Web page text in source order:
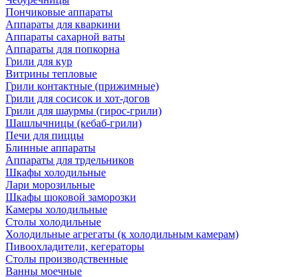
Пончиковые аппараты
Аппараты для кваркини
Аппараты сахарной ваты
Аппараты для попкорна
Грили для кур
Витрины тепловые
Грили контактные (прижимные)
Грили для сосисок и хот-догов
Грили для шаурмы (гирос-грили)
Шашлычницы (кебаб-грили)
Печи для пиццы
Блинные аппараты
Аппараты для трдельников
Шкафы холодильные
Лари морозильные
Шкафы шоковой заморозки
Камеры холодильные
Столы холодильные
Холодильные агрегаты (к холодильным камерам)
Пивоохладители, кегераторы
Столы производственные
Ванны моечные